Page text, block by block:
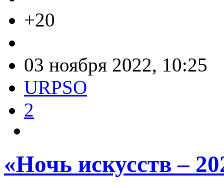
+20
03 ноября 2022, 10:25
URPSO
2
«Ночь искусств –